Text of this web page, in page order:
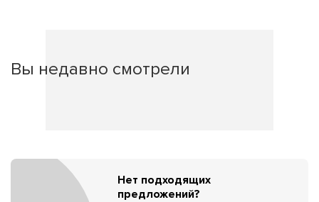
Вы недавно смотрели
Нет подходящих
предложений?